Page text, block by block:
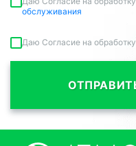
обслуживания
Даю Согласие на обработку